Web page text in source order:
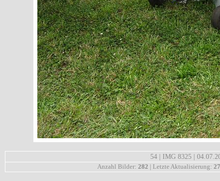
54 | IMG 8325 |
Anzahl Bilder: 282 | Letzte Aktualisierung: